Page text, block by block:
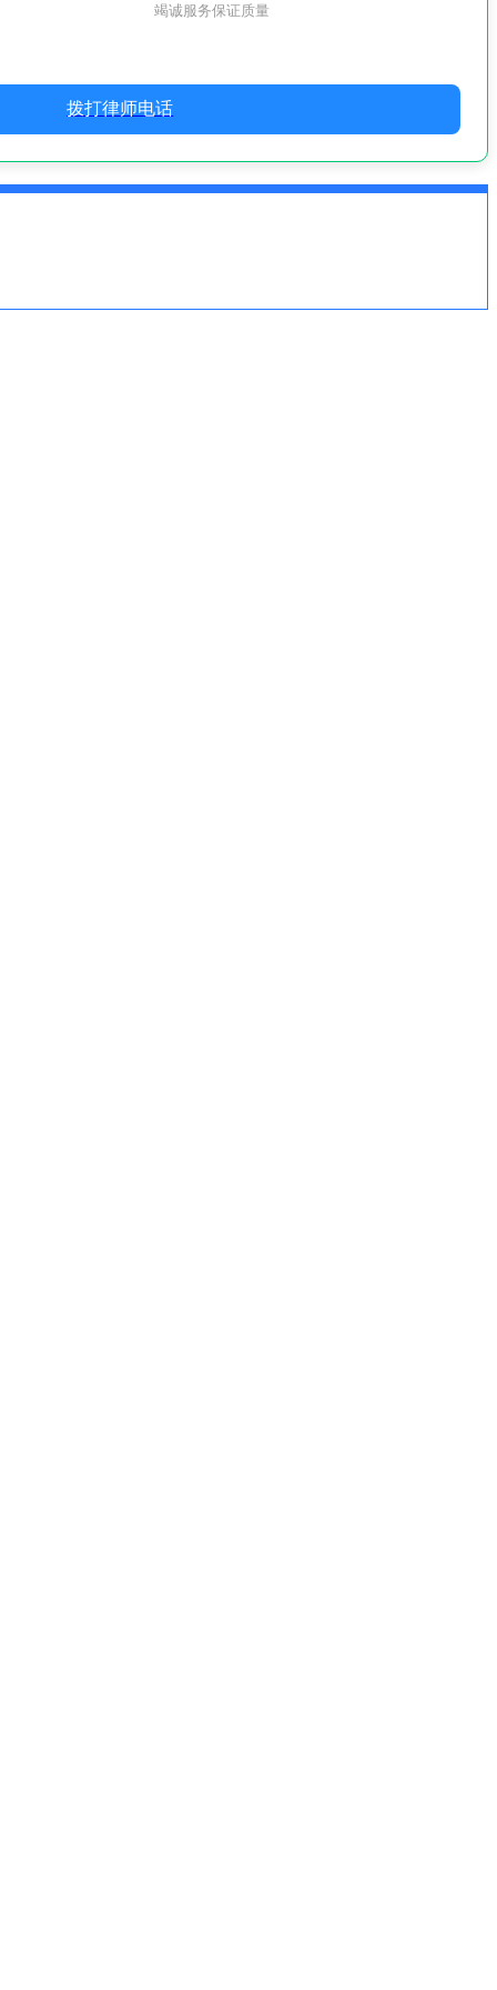
竭诚服务保证质量
拨打律师电话